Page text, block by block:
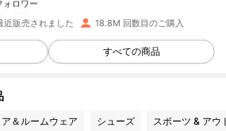
に購入しました
ロワー
ロワー
近販売されました 18.8M 回数目のご購入
すべての商品
＆ルームウェア シューズ スポーツ & アウ